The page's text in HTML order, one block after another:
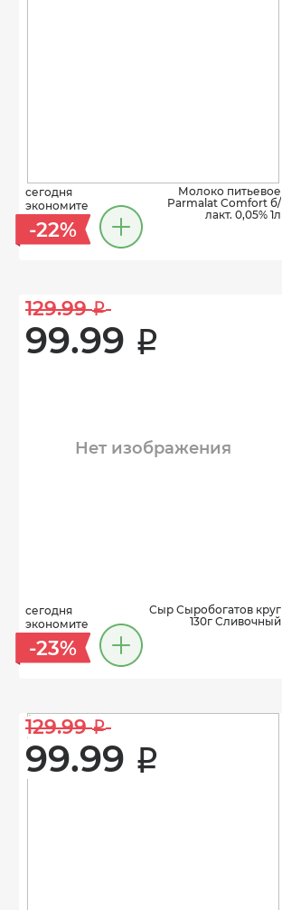
сегодня
экономите
-22%
Молоко питьевое
Parmalat Comfort б/
лакт. 0,05% 1л
129.99 i
99.99 i
Нет изображения
сегодня
экономите
-23%
Сыр Сыробогатов круг
130г Сливочный
129.99 i
99.99 i